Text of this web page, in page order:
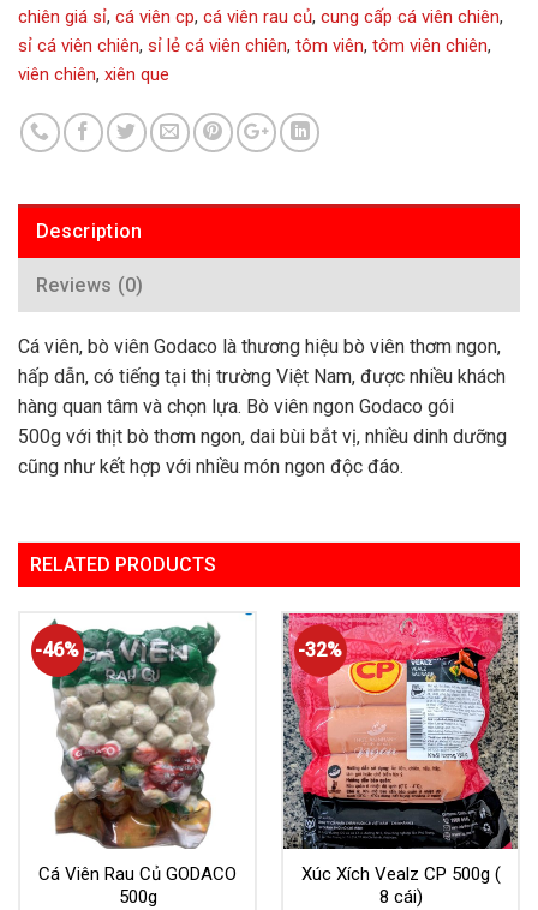
chiên giá sỉ, cá viên cp, cá viên rau củ, cung cấp cá viên chiên,
sỉ cá viên chiên, sỉ lẻ cá viên chiên, tôm viên, tôm viên chiên,
viên chiên, xiên que
Description
Reviews (0)
Cá viên, bò viên Godaco là thương hiệu bò viên thơm ngon,
hấp dẫn, có tiếng tại thị trường Việt Nam, được nhiều khách
hàng quan tâm và chọn lựa. Bò viên ngon Godaco gói
500g với thịt bò thơm ngon, dai bùi bắt vị, nhiều dinh dưỡng
cũng như kết hợp với nhiều món ngon độc đáo.
RELATED PRODUCTS
-46%
Cá Viên Rau Củ GODACO
500g
-32%
Xúc Xích Vealz CP 500g (
8 cái)